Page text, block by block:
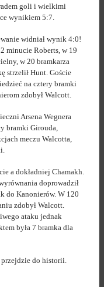
goli i wielkimi
wynikiem 5:7.
widniał wynik 4:0!
minucie Roberts, w 19
w 20 bramkarza
strzelił Hunt. Goście
na cztery bramki
zdobył Walcott.
Arsena Wegnera
bramki Girouda,
meczu Walcotta,
a dokładniej Chamakh.
doprowadził
do Kanonierów. W 120
zdobył Walcott.
ataku jednak
była 7 bramka dla
przejdzie do historii.